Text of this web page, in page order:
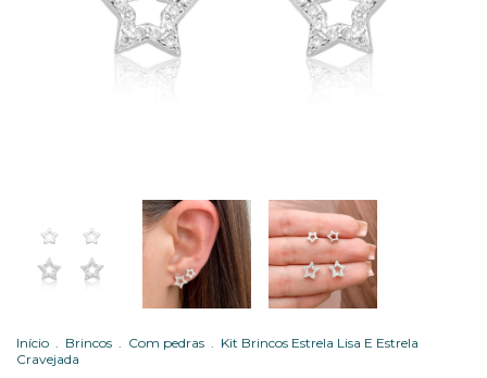
Início . Brincos . Com pedras . Kit Brincos Estrela Lisa E Estrela
Cravejada